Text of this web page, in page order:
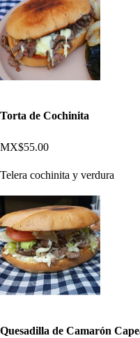
Torta de Cochinita
MX$55.00
Telera cochinita y verdura
Quesadilla de Camarón